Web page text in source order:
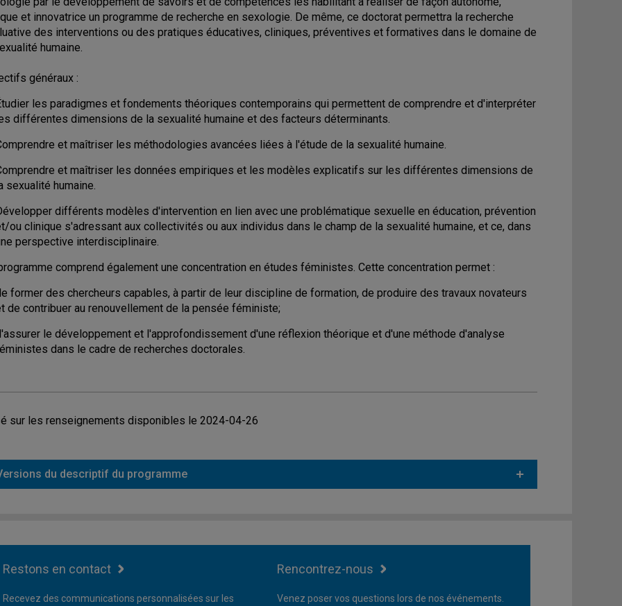
et innovatrice un programme de recherche en sexologie. De même, ce doctorat permettra la recherche
des interventions ou des pratiques éducatives, cliniques, préventives et formatives dans le domaine de
humaine.
généraux :
les paradigmes et fondements théoriques contemporains qui permettent de comprendre et d'interpréter
différentes dimensions de la sexualité humaine et des facteurs déterminants.
et maîtriser les méthodologies avancées liées à l'étude de la sexualité humaine.
et maîtriser les données empiriques et les modèles explicatifs sur les différentes dimensions de
sexualité humaine.
différents modèles d'intervention en lien avec une problématique sexuelle en éducation, prévention
ou clinique s'adressant aux collectivités ou aux individus dans le champ de la sexualité humaine, et ce, dans
perspective interdisciplinaire.
comprend également une concentration en études féministes. Cette concentration permet :
former des chercheurs capables, à partir de leur discipline de formation, de produire des travaux novateurs
de contribuer au renouvellement de la pensée féministe;
le développement et l'approfondissement d'une réflexion théorique et d'une méthode d'analyse
dans le cadre de recherches doctorales.
sur les renseignements disponibles le 2024-04-26
du descriptif du programme
Restons en contact
Recevez des communications personnalisées sur les
Rencontrez-nous
Venez poser vos questions lors de nos événements.